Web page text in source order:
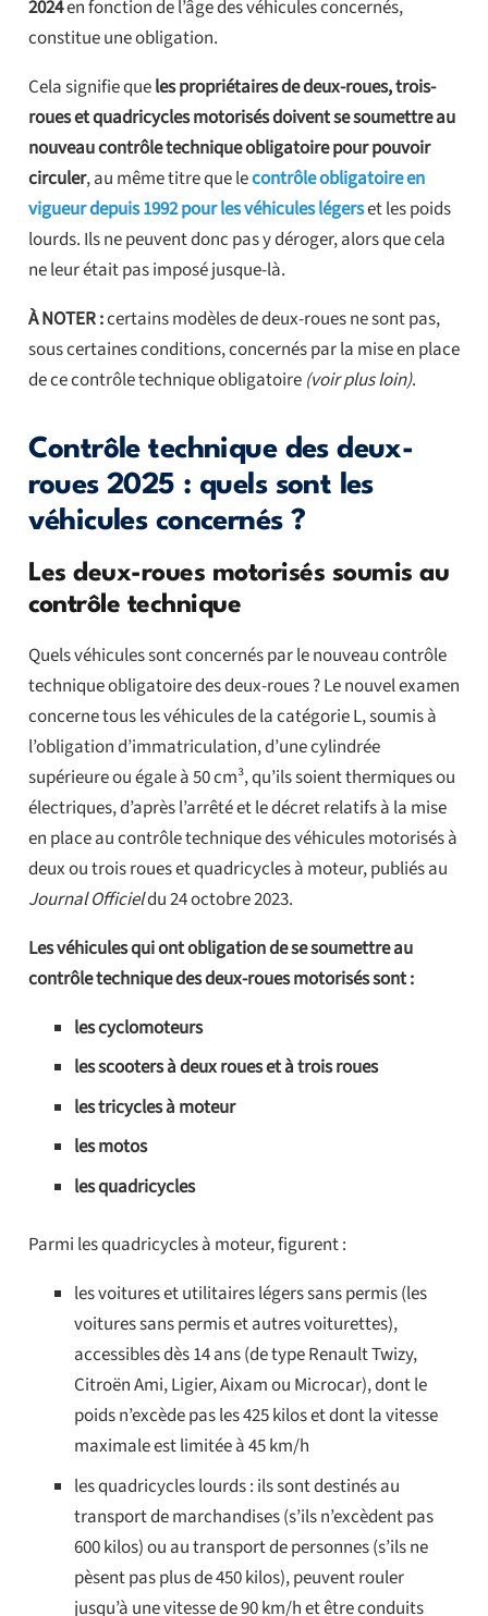
2024en fonction de l’âge des véhicules concernés,
constitue une obligation.
Cela signifie queles propriétaires de deux-roues, trois-
roues et quadricycles motorisés doivent se soumettre au
nouveau contrôle technique obligatoire pour pouvoir
circuler, au même titre que lecontrôle obligatoire en
vigueur depuis 1992 pour les véhicules légerset les poids
lourds. Ils ne peuvent donc pas y déroger, alors que cela
ne leur était pas imposé jusque-là.
À NOTER :certains modèles de deux-roues ne sont pas,
sous certaines conditions, concernés par la mise en place
de ce contrôle technique obligatoire (voir plus loin).
Contrôle technique des deux-
roues 2025 : quels sont les
véhicules concernés ?
Les deux-roues motorisés soumis au
contrôle technique
Quels véhicules sont concernés par le nouveau contrôle
technique obligatoire des deux-roues ? Le nouvel examen
concerne tous les véhicules de la catégorie L, soumis à
l’obligation d’immatriculation, d’une cylindrée
supérieure ou égale à 50 cm³, qu’ils soient thermiques ou
électriques, d’après l’arrêté et le décret relatifs à la mise
en place au contrôle technique des véhicules motorisés à
deux ou trois roues et quadricycles à moteur, publiés au
Journal Officieldu 24 octobre 2023.
Les véhicules qui ont obligation de se soumettre au
contrôle technique des deux-roues motorisés sont :
les cyclomoteurs
les scooters à deux roues et à trois roues
les tricycles à moteur
les motos
les quadricycles
Parmi les quadricycles à moteur, figurent :
les voitures et utilitaires légers sans permis (les
voitures sans permis et autres voiturettes),
accessibles dès 14 ans (de type Renault Twizy,
Citroën Ami, Ligier, Aixam ou Microcar), dont le
poids n’excède pas les 425 kilos et dont la vitesse
maximale est limitée à 45 km/h
les quadricycles lourds : ils sont destinés au
transport de marchandises (s’ils n’excèdent pas
600 kilos) ou au transport de personnes (s’ils ne
pèsent pas plus de 450 kilos), peuvent rouler
jusqu’à une vitesse de 90 km/h et être conduits